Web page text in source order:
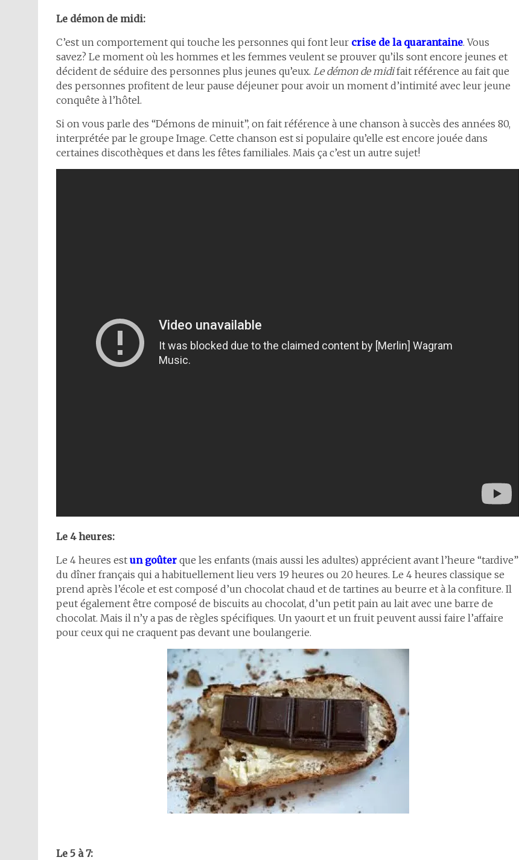
Le démon de midi:
C’est un comportement qui touche les personnes qui font leur crise de la quarantaine. Vous
savez? Le moment où les hommes et les femmes veulent se prouver qu’ils sont encore jeunes et
décident de séduire des personnes plus jeunes qu’eux. Le démon de midifait référence au fait que
des personnes profitent de leur pause déjeuner pour avoir un moment d’intimité avec leur jeune
conquête à l’hôtel.
Si on vous parle des “Démons de minuit”, on fait référence à une chanson à succès des années 80,
interprétée par le groupe Image. Cette chanson est si populaire qu’elle est encore jouée dans
certaines discothèques et dans les fêtes familiales. Mais ça c’est un autre sujet!
Le 4 heures:
Le 4 heures est un goûter que les enfants (mais aussi les adultes) apprécient avant l’heure “tardive”
du dîner français qui a habituellement lieu vers 19 heures ou 20 heures. Le 4 heures classique se
prend après l’école et est composé d’un chocolat chaud et de tartines au beurre et à la confiture. Il
peut également être composé de biscuits au chocolat, d’un petit pain au lait avec une barre de
chocolat. Mais il n’y a pas de règles spécifiques. Un yaourt et un fruit peuvent aussi faire l’affaire
pour ceux qui ne craquent pas devant une boulangerie.
Le 5 à 7: